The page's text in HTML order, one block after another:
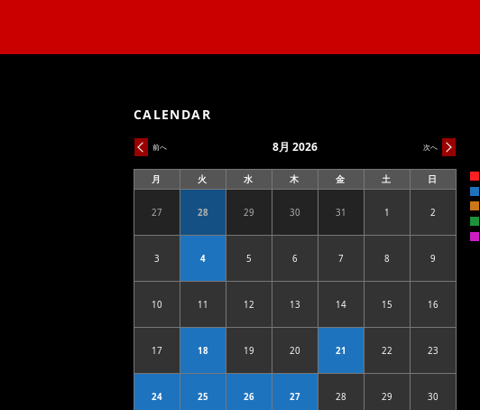
CALENDAR
前へ 次へ
8月 2026
月
曜
火
曜
水
曜
木
曜
金
曜
土
曜
日
曜
272026.07.27
282026.07.28292026.07.29
302026.07.30312026.07.3112026.08.01
22026.08.02
32026.08.0342026.08.04
52026.08.05
62026.08.0672026.08.07
82026.08.08
92026.08.09
102026.08.10112026.08.11122026.08.12132026.08.13142026.08.14152026.08.15162026.08.16
172026.08.17182026.08.18192026.08.19
202026.08.20212026.08.21
222026.08.22
232026.08.23
242026.08.24
252026.08.25262026.08.26272026.08.27
282026.08.28
292026.08.29
302026.08.30